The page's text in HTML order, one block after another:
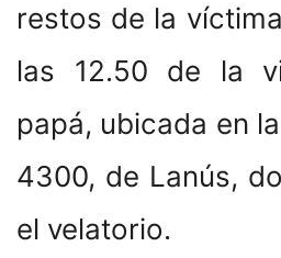
restos de la
las 12.50 de la
papá, ubicada en
4300, de Lanús,
el velatorio.